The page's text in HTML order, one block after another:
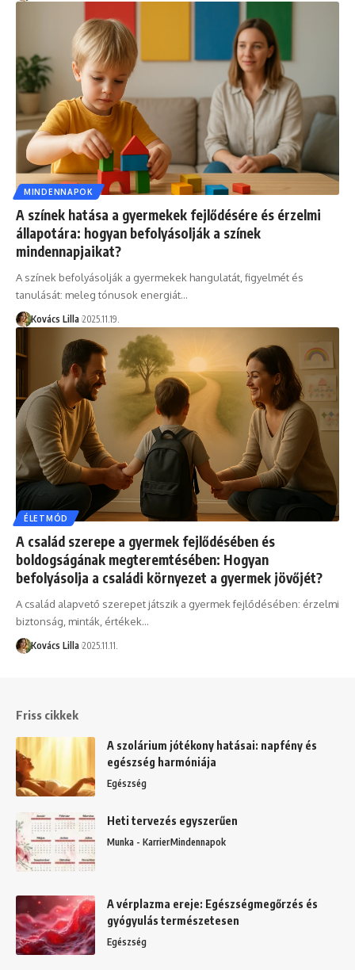
MINDENNAPOK
A színek hatása a gyermekek fejlődésére és érzelmi
állapotára: hogyan befolyásolják a színek
mindennapjaikat?
A színek befolyásolják a gyermekek hangulatát, figyelmét és
tanulását: meleg tónusok energiát…
Kovács Lilla 2025.11.19.
ÉLETMÓD
A család szerepe a gyermek fejlődésében és
boldogságának megteremtésében: Hogyan
befolyásolja a családi környezet a gyermek jövőjét?
A család alapvető szerepet játszik a gyermek fejlődésében: érzelmi
biztonság, minták, értékek…
Kovács Lilla 2025.11.11.
Friss cikkek
A szolárium jótékony hatásai: napfény és
egészség harmóniája
Egészség
Heti tervezés egyszerűen
Munka - KarrierMindennapok
A vérplazma ereje: Egészségmegőrzés és
gyógyulás természetesen
Egészség